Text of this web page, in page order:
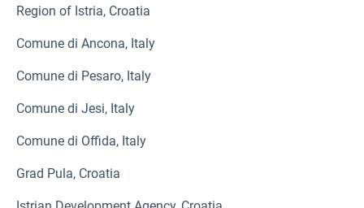
Region of Istria, Croatia
Comune di Ancona, Italy
Comune di Pesaro, Italy
Comune di Jesi, Italy
Comune di Offida, Italy
Grad Pula, Croatia